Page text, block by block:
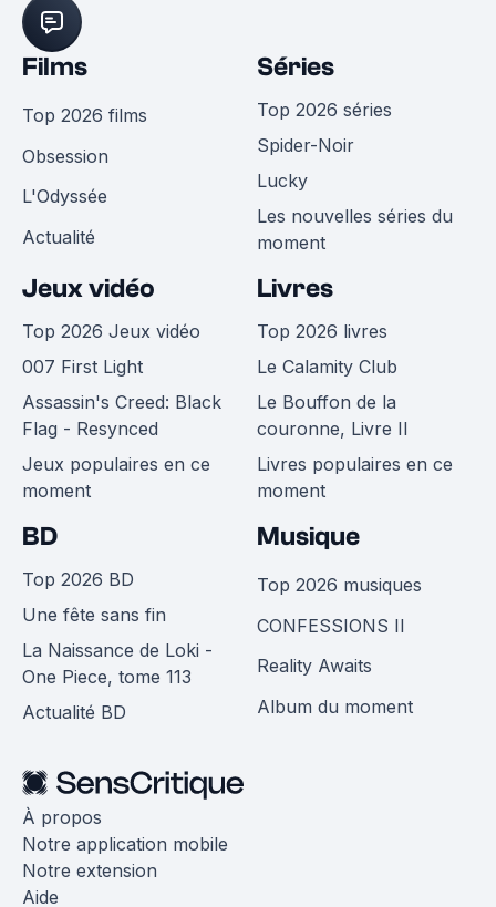
Films
Top 2026 films
Obsession
L'Odyssée
Actualité
Séries
Top 2026 séries
Spider-Noir
Lucky
Les nouvelles séries du
moment
Jeux vidéo
Top 2026 Jeux vidéo
007 First Light
Assassin's Creed: Black
Flag - Resynced
Jeux populaires en ce
moment
Livres
Top 2026 livres
Le Calamity Club
Le Bouffon de la
couronne, Livre II
Livres populaires en ce
moment
BD
Top 2026 BD
Une fête sans fin
La Naissance de Loki -
One Piece, tome 113
Actualité BD
Musique
Top 2026 musiques
CONFESSIONS II
Reality Awaits
Album du moment
À propos
Notre application mobile
Notre extension
Aide